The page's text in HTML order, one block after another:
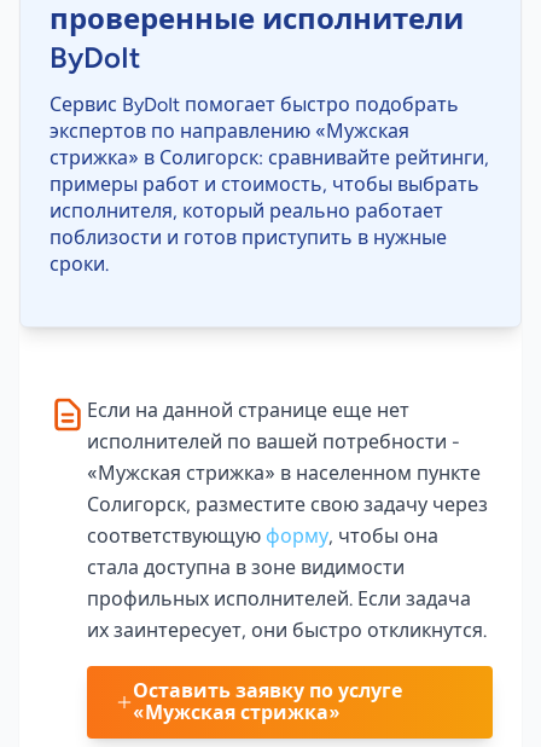
проверенные исполнители
ByDoIt
Сервис ByDoIt помогает быстро подобрать
экспертов по направлению «Мужская
стрижка» в Солигорск: сравнивайте рейтинги,
примеры работ и стоимость, чтобы выбрать
исполнителя, который реально работает
поблизости и готов приступить в нужные
сроки.
Если на данной странице еще нет
исполнителей по вашей потребности -
«Мужская стрижка» в населенном пункте
Солигорск, разместите свою задачу через
соответствующую форму, чтобы она
стала доступна в зоне видимости
профильных исполнителей. Если задача
их заинтересует, они быстро откликнутся.
Оставить заявку по услуге
«Мужская стрижка»